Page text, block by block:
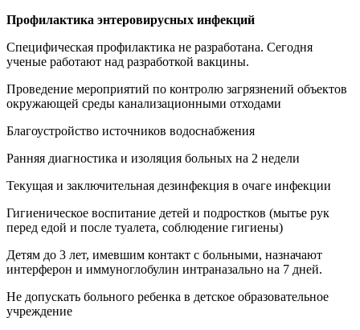
Профилактика энтеровирусных инфекций
Специфическая профилактика не разработана. Сегодня
ученые работают над разработкой вакцины.
Проведение мероприятий по контролю загрязнений объектов
окружающей среды канализационными отходами
Благоустройство источников водоснабжения
Ранняя диагностика и изоляция больных на 2 недели
Текущая и заключительная дезинфекция в очаге инфекции
Гигиеническое воспитание детей и подростков (мытье рук
перед едой и после туалета, соблюдение гигиены)
Детям до 3 лет, имевшим контакт с больными, назначают
интерферон и иммуноглобулин интраназально на 7 дней.
Не допускать больного ребенка в детское образовательное
учреждение